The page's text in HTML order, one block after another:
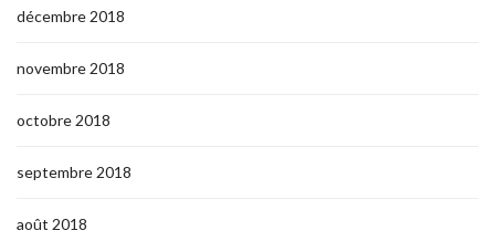
décembre 2018
novembre 2018
octobre 2018
septembre 2018
août 2018